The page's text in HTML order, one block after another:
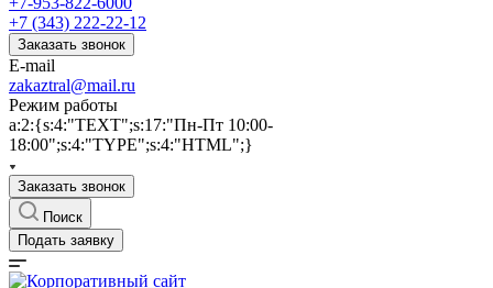
+7 (343) 222-22-12
Заказать звонок
E-mail
zakaztral@mail.ru
Режим работы
a:2:{s:4:"TEXT";s:17:"Пн-Пт 10:00-
18:00";s:4:"TYPE";s:4:"HTML";}
Заказать звонок
Поиск
Подать заявку